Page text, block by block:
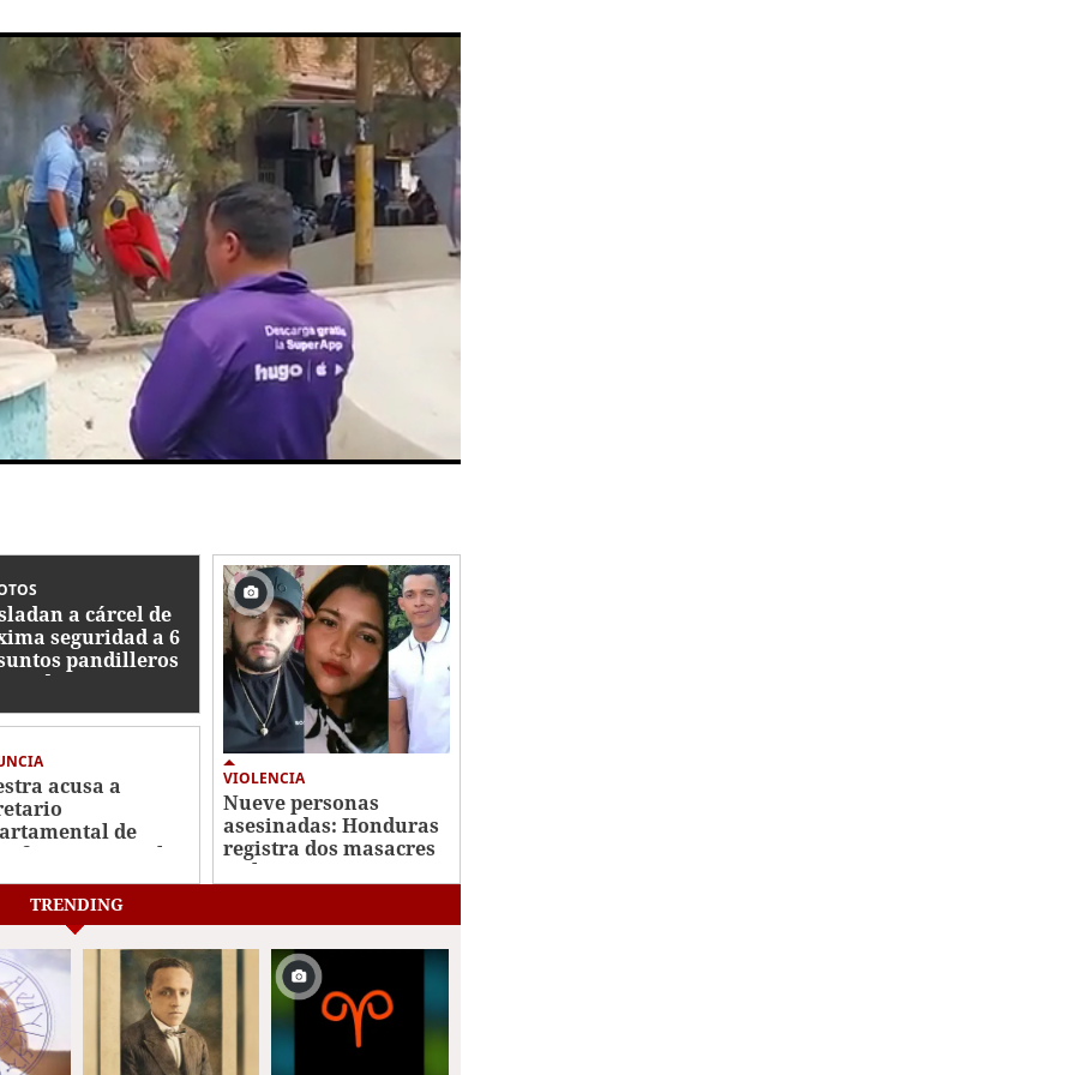
a cárcel de
seguridad a 6
pandilleros
en San
acusa a
de
favores sexuales
de una plaza
VIOLENCIA
Nueve personas
asesinadas: Honduras
registra dos masacres
en los primeros cinco
TRENDING